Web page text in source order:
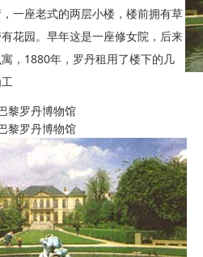
一座老式的两层小楼，楼前拥有草
花园。早年这是一座修女院，后来
，1880年，罗丹租用了楼下的几
丹博物馆
丹博物馆